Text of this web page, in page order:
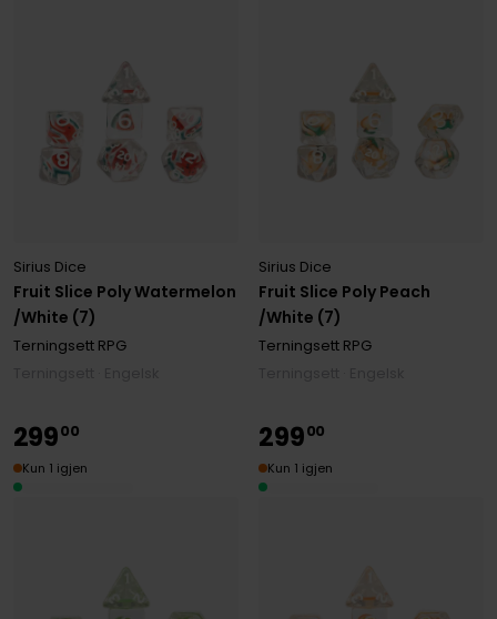
Fruit Slice Poly Watermelon
/White (7)
Sirius Dice
Terningsett RPG
Fruit Slice Poly Peach
/White (7)
Sirius Dice
Terningsett RPG
29900
Kun 1 igjen
29900
Kun 1 igjen